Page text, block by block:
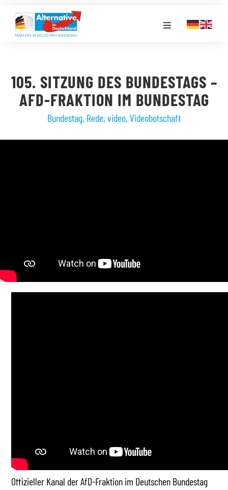
Inhalt
springen
Toggle
LANDESGRUPPEN
VERANSTALTUNGEN
105. SITZUNG DES BUNDESTAGS –
AFD-FRAKTION IM BUNDESTAG
Bundestag, Rede, video, Videobotschaft
Offizieller Kanal der AfD-Fraktion im Deutschen Bundestag